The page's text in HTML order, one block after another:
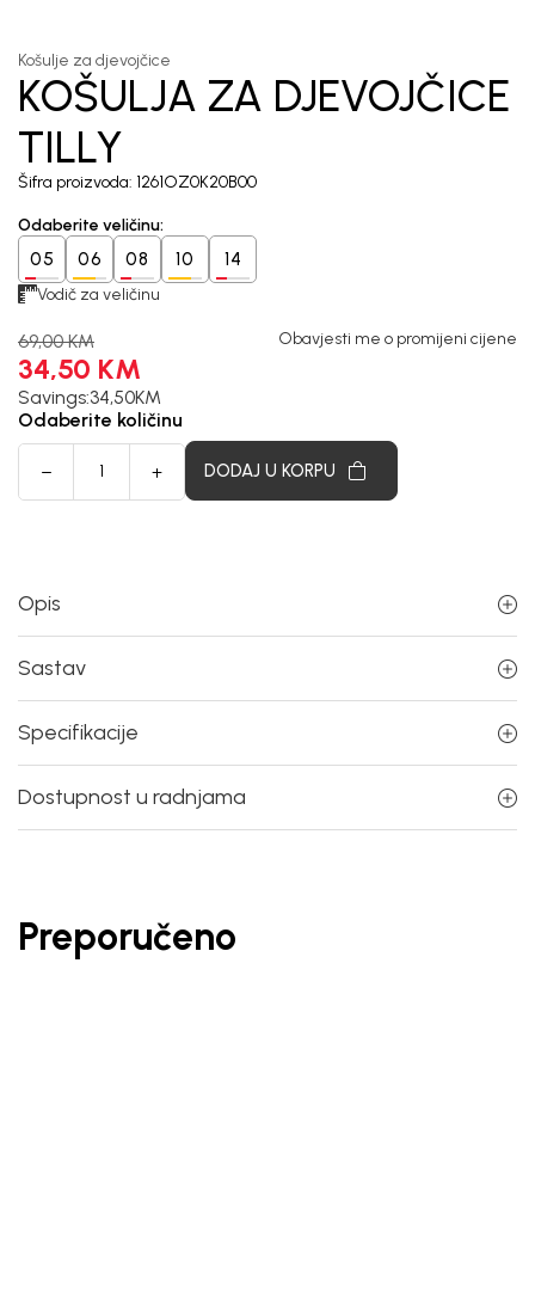
Košulje za djevojčice
KOŠULJA ZA
DJEVOJČICE TILLY
Šifra proizvoda: 1261OZ0K20B00
Odaberite veličinu:
05 06 08 10 14
Vodič za veličinu
69,00 KM
34,50 KM
Savings:34,50KM
Obavjesti me o promijeni cijene
Odaberite količinu
DODAJ U KORPU
Opis
Sastav
Specifikacije
Dostupnost u radnjama
Preporučeno